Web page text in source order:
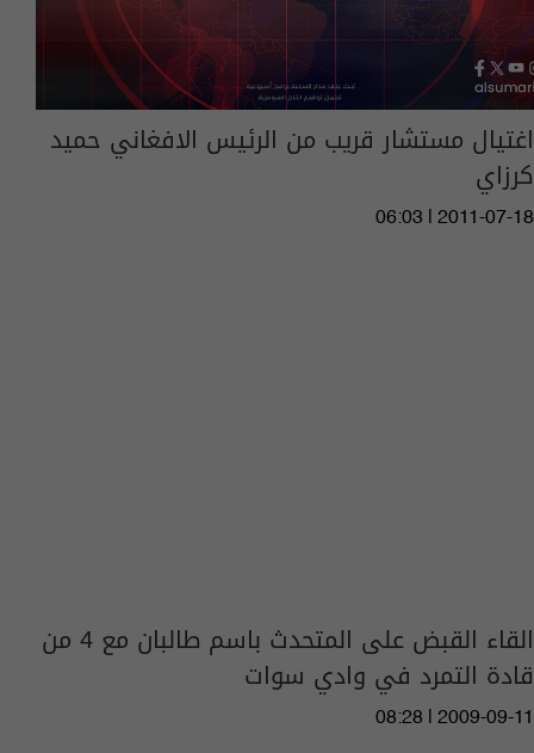
اغتيال مستشار قريب من الرئيس الافغاني حميد
كرزاي
06:03 | 2011-07-18
القاء القبض على المتحدث باسم طالبان مع 4 من
قادة التمرد في وادي سوات
08:28 | 2009-09-11